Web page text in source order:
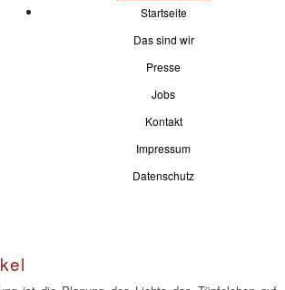
Startseite
Das sind wir
Presse
Jobs
Kontakt
Impressum
Datenschutz